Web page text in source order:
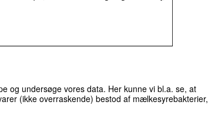
og undersøge vores data. Her kunne vi bl.a. se, at
(ikke overraskende) bestod af mælkesyrebakterier,